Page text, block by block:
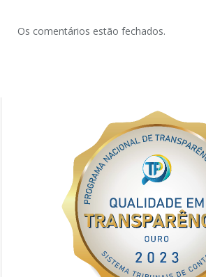
Os comentários estão fechados.